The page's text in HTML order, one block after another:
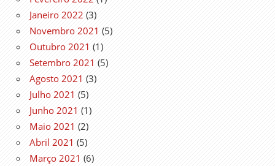
Janeiro 2022 (3)
Novembro 2021 (5)
Outubro 2021 (1)
Setembro 2021 (5)
Agosto 2021 (3)
Julho 2021 (5)
Junho 2021 (1)
Maio 2021 (2)
Abril 2021 (5)
Março 2021 (6)